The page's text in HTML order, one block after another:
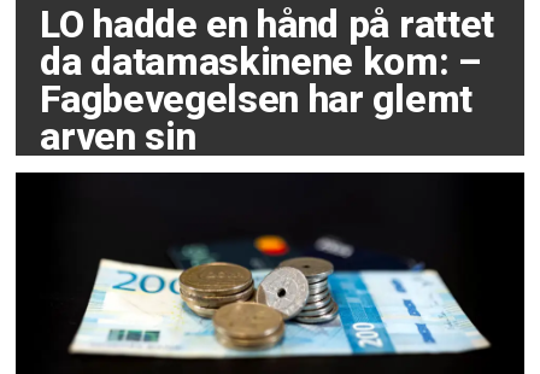
LO hadde en hånd på rattet
da datamaskinene kom: –
Fagbevegelsen har glemt
arven sin